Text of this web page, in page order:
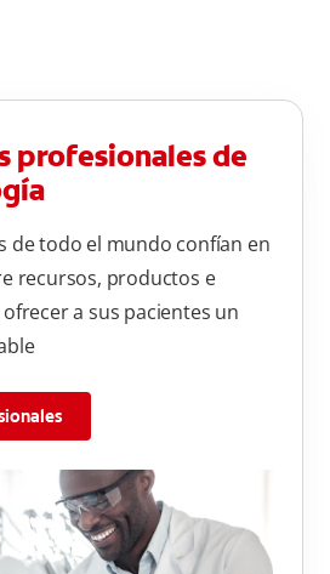
profesionales de
de todo el mundo confían en
recursos, productos e
a sus pacientes un